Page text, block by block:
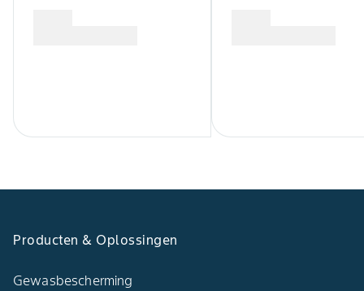
Producten & Oplossingen
Gewasbescherming